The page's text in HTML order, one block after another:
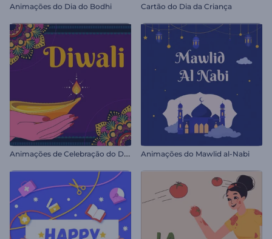
Animações do Dia do Bodhi Cartão do Dia da Criança
A
nimações de Celebração do Diwali Animações do Mawlid al-Nabi